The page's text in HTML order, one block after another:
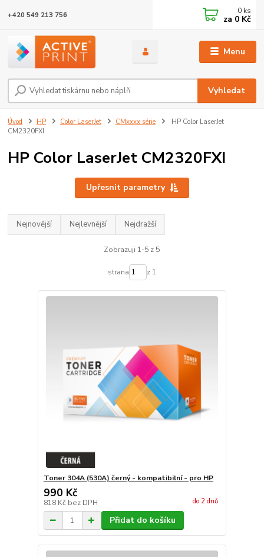
Menu
Vyhledat
+420 549 213 756 0 ks
za 0 Kč
Úvod HP Color LaserJet CMxxxx série
HP Color LaserJet
CM2320FXI
HP Color LaserJet CM2320FXI
Upřesnit parametry
Nejnovější Nejlevnější Nejdražší
Zobrazuji 1-5 z 5
strana z 1
Toner 304A (530A) černý - kompatibilní - pro HP
990 Kč
818 Kč bez DPH do 2 dnů
Přidat do košíku